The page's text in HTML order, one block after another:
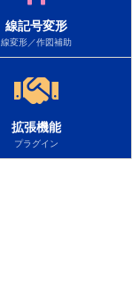
線記号変形
線変形／作図補助
拡張機能
プラグイン